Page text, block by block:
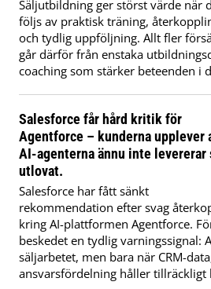
Säljutbildning ger störst värde när
följs av praktisk träning,
och tydlig uppföljning. Allt fler
går därför från enstaka
coaching som stärker beteenden i
Salesforce får hård kritik för
Agentforce – kunderna upplever
AI-agenterna ännu inte levererar
utlovat.
Salesforce har fått sänkt
rekommendation efter svag
kring AI-plattformen Agentforce.
beskedet en tydlig varningssignal:
säljarbetet, men bara när CRM-
ansvarsfördelning håller tillräckligt